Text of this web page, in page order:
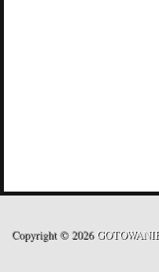
Copyright © 2026